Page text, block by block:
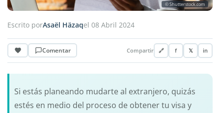
© Shutterstock.com
Escrito porAsaël Häzaqel 08 Abril 2024
Comentar Compartir 🔗 f 𝕏 in
Si estás planeando mudarte al extranjero, quizás
estés en medio del proceso de obtener tu visa y